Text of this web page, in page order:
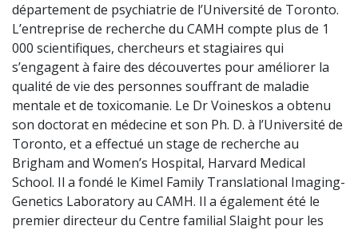
département de psychiatrie de l’Université de Toronto.
L’entreprise de recherche du CAMH compte plus de 1
000 scientifiques, chercheurs et stagiaires qui
s’engagent à faire des découvertes pour améliorer la
qualité de vie des personnes souffrant de maladie
mentale et de toxicomanie. Le Dr Voineskos a obtenu
son doctorat en médecine et son Ph. D. à l’Université de
Toronto, et a effectué un stage de recherche au
Brigham and Women’s Hospital, Harvard Medical
School. Il a fondé le Kimel Family Translational Imaging-
Genetics Laboratory au CAMH. Il a également été le
premier directeur du Centre familial Slaight pour les